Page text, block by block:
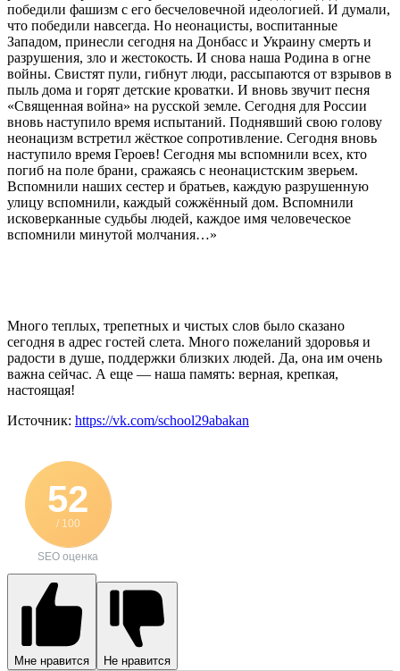
победили фашизм с его бесчеловечной идеологией. И думали,
что победили навсегда. Но неонацисты, воспитанные
Западом, принесли сегодня на Донбасс и Украину смерть и
разрушения, зло и жестокость. И снова наша Родина в огне
войны. Свистят пули, гибнут люди, рассыпаются от взрывов в
пыль дома и горят детские кроватки. И вновь звучит песня
«Священная война» на русской земле. Сегодня для России
вновь наступило время испытаний. Поднявший свою голову
неонацизм встретил жёсткое сопротивление. Сегодня вновь
наступило время Героев! Сегодня мы вспомнили всех, кто
погиб на поле брани, сражаясь с неонацистским зверьем.
Вспомнили наших сестер и братьев, каждую разрушенную
улицу вспомнили, каждый сожжённый дом. Вспомнили
исковерканные судьбы людей, каждое имя человеческое
вспомнили минутой молчания…»
Много теплых, трепетных и чистых слов было сказано
сегодня в адрес гостей слета. Много пожеланий здоровья и
радости в душе, поддержки близких людей. Да, она им очень
важна сейчас. А еще — наша память: верная, крепкая,
настоящая!
Источник: https://vk.com/school29abakan
52
/ 100
SEO оценка
Мне нравится Не нравится